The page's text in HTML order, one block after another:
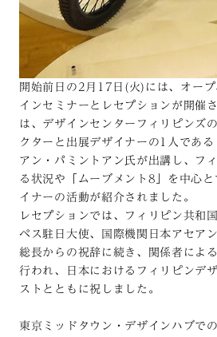
開始前日の2月17日(火)には、オー
インセミナーとレセプションが開催
は、デザインセンターフィリピンズ
クターと出展デザイナーの1人であ
アン・パミントアン氏が出講し、フ
る状況や「ムーブメント8」を中心
イナーの活動が紹介されました。
レセプションでは、フィリピン共和
ペス駐日大使、国際機関日本アセア
総長からの祝辞に続き、関係者によ
行われ、日本におけるフィリピンデ
ストとともに祝しました。
東京ミッドタウン・デザインハブで